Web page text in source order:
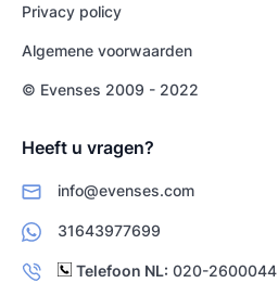
Privacy policy
Algemene voorwaarden
© Evenses 2009 - 2022
Heeft u vragen?
info@evenses.com
31643977699
Telefoon NL: 020-2600044